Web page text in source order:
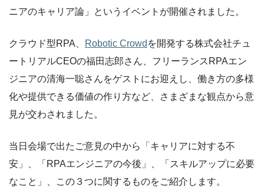
ニアのキャリア論」というイベントが開催されました。
クラウド型RPA、 Robotic Crowd を開発する株式会社チュ
ートリアルCEOの福田志郎さん、フリーランスRPAエン
ジニアの清海一聡さんをゲストにお迎えし、働き方の多様
化や提供できる価値の作り方など、さまざまな観点から意
見が交わされました。
当日会場で出たご意見の中から「キャリアに対する不
安」、「RPAエンジニアの今後」、「スキルアップに必要
なこと」、この３つに関するものをご紹介します。